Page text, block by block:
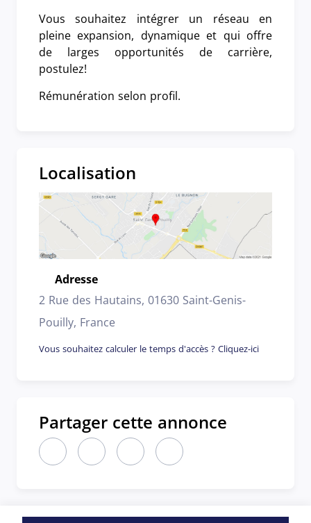
Vous souhaitez intégrer un réseau en
pleine expansion, dynamique et qui offre
de larges opportunités de carrière,
postulez!
Rémunération selon profil.
Localisation
Emplacement
Adresse
2 Rue des Hautains, 01630 Saint-Genis-
Pouilly, France
Vous souhaitez calculer le temps d'accès ? Cliquez-ici
Partager cette annonce
Partager cette annonce sur LinkedIn (nouvelle
Partager cette annonce sur X (nouvelle
Partager cette annonce sur
Partager cette annonce